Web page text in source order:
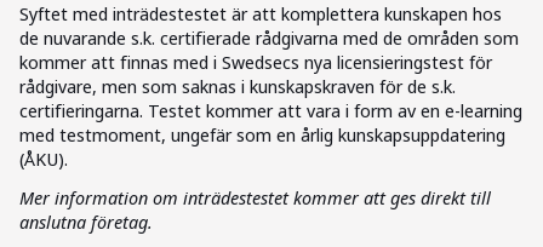
Syftet med inträdestestet är att komplettera kunskapen hos
de nuvarande s.k. certifierade rådgivarna med de områden som
kommer att finnas med i Swedsecs nya licensieringstest för
rådgivare, men som saknas i kunskapskraven för de s.k.
certifieringarna. Testet kommer att vara i form av en e-learning
med testmoment, ungefär som en årlig kunskapsuppdatering
(ÅKU).
Mer information om inträdestestet kommer att ges direkt till
anslutna företag.